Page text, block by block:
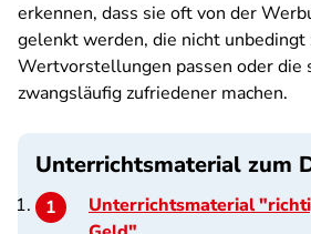
erkennen, dass sie oft von der
gelenkt werden, die nicht unbedingt
Wertvorstellungen passen oder die
zwangsläufig zufriedener machen.
Unterrichtsmaterial zum
Unterrichtsmaterial